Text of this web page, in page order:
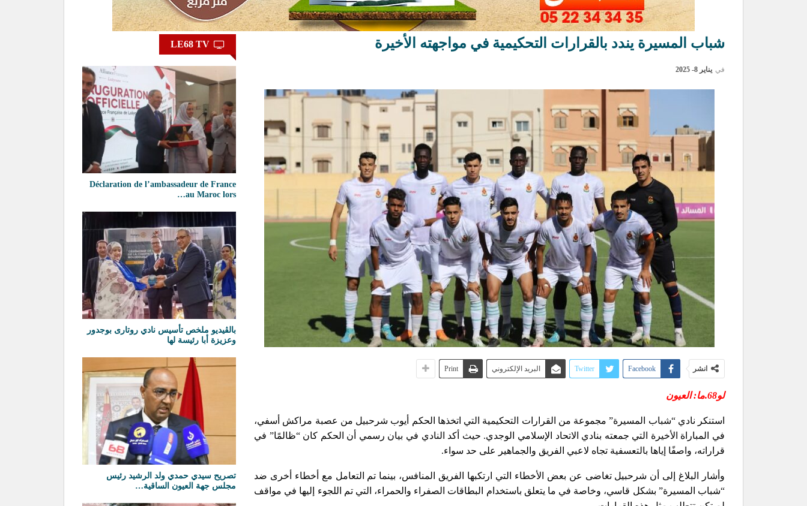
شباب المسيرة يندد بالقرارات التحكيمية في مواجهته الأخيرة
في يناير 8- 2025
انشر Facebook
Twitter البريد الإلكتروني Print
لو68.ما: العيون
استنكر نادي “شباب المسيرة” مجموعة من القرارات التحكيمية التي اتخذها الحكم أيوب شرحبيل من عصبة مراكش أسفي،
في المباراة الأخيرة التي جمعته بنادي الاتحاد الإسلامي الوجدي. حيث أكد النادي في بيان رسمي أن الحكم كان “ظالمًا” في
قراراته، واصفًا إياها بالتعسفية تجاه لاعبي الفريق والجماهير على حد سواء.
وأشار البلاغ إلى أن شرحبيل تغاضى عن بعض الأخطاء التي ارتكبها الفريق المنافس، بينما تم التعامل مع أخطاء أخرى ضد
“شباب المسيرة” بشكل قاسي، وخاصة في ما يتعلق باستخدام البطاقات الصفراء والحمراء، التي تم اللجوء إليها في مواقف
Déclaration de l’ambassadeur de France
au Maroc lors…
بالڨيديو ملخص تأسيس نادي روتارى بوجدور
وعزيزة أبا رئيسة لها
تصريح سيدي حمدي ولد الرشيد رئيس
مجلس جهة العيون الساقية…